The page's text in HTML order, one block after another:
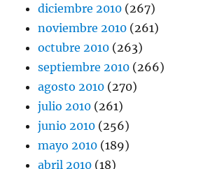
diciembre 2010 (267)
noviembre 2010 (261)
octubre 2010 (263)
septiembre 2010 (266)
agosto 2010 (270)
julio 2010 (261)
junio 2010 (256)
mayo 2010 (189)
abril 2010 (18)